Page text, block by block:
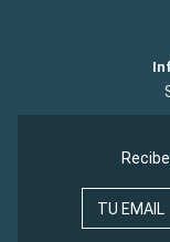
TU EMAIL